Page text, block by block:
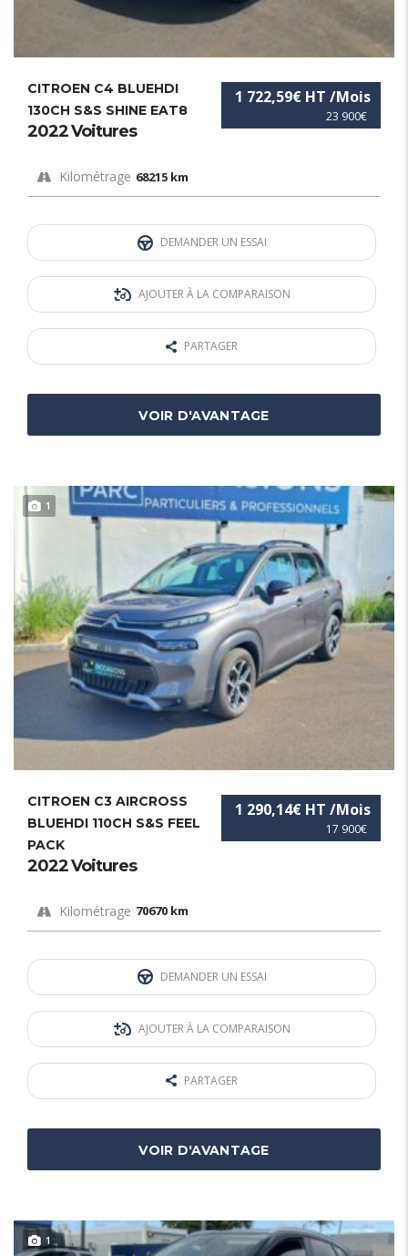
23 900€
1 722,59€ HT /Mois
CITROEN C4 BLUEHDI
130CH S&S SHINE EAT8
2022 Voitures
Kilométrage 68215 km
DEMANDER UN ESSAI
AJOUTER À LA COMPARAISON
PARTAGER
VOIR D'AVANTAGE
1
17 900€
1 290,14€ HT /Mois
CITROEN C3 AIRCROSS
BLUEHDI 110CH S&S FEEL
PACK
2022 Voitures
Kilométrage 70670 km
DEMANDER UN ESSAI
AJOUTER À LA COMPARAISON
PARTAGER
VOIR D'AVANTAGE
1